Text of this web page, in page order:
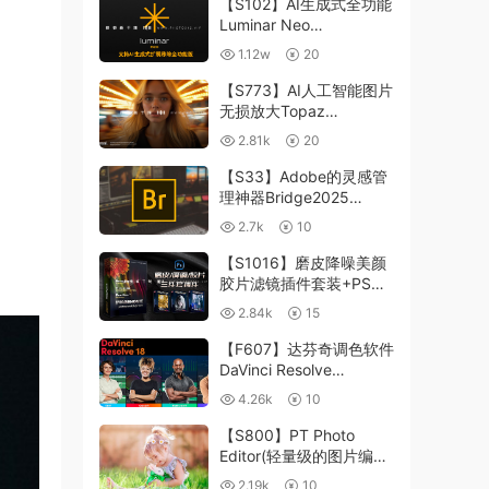
【S102】AI生成式全功能
Luminar Neo
1.24.4(x64)超强修图插件
中文版WIN+MAC含400
个预设
1.12w 20
【S773】AI人工智能图片
无损放大Topaz
Gigapixel AI 8.4.0.1b照
片模糊清晰 PS插件+独立
版 WIN/MAC
2.81k 20
【S33】Adobe的灵感管
理神器Bridge2025
15.0.3 WIN系统 右键可
进入ACR
2.7k 10
【S1016】磨皮降噪美颜
胶片滤镜插件套装+PS动
作 Imagenomic
Professional Plugin Suite
v2027 Win汉化中文版
2.84k 15
【F607】达芬奇调色软件
DaVinci Resolve
Studio18.6Win、Mac 中
文/英文
4.26k 10
【S800】PT Photo
Editor(轻量级的图片编辑
工具)5.10.3汉化版 WIN
2.19k 10